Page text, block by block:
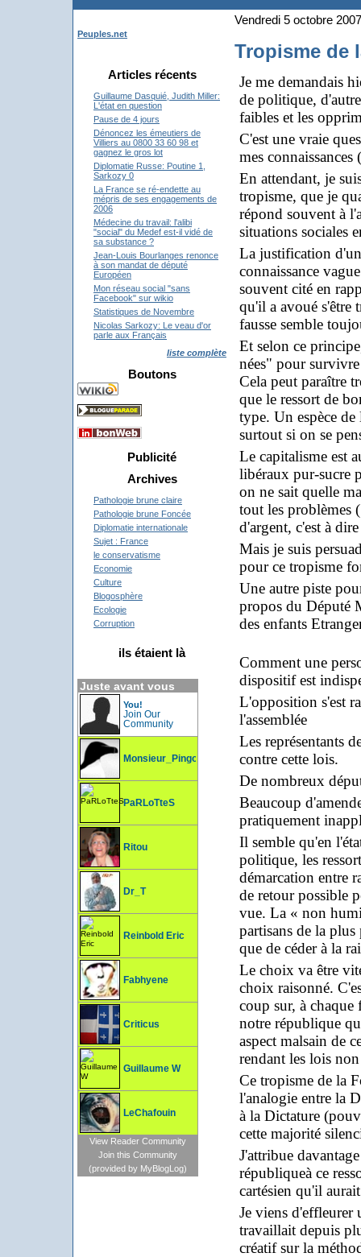
Peuples.net
Articles récents
Guillaume Dasquié, Judith Miller:
L'état en question
Pause de 4 jours
Dénoncez les émeutiers de
Villiers au 0800 33 60 98 et
gagnez le gros lot
Diplomatie Russe: Poutine 1,
Sarkozy 0
La France se ré-endette au
mépris de ses engagements de
2006
Médecine du travail: l'alibi
"social" du Medef est-il vidé de
sa substance ?
Jean-Louis Bourlanges renonce
à son mandat de député
Européen
Mon réseau social "sans
Facebook" sur wikio
Statistiques de Novembre
Nicolas Sarkozy: Le veau d'or
parle aux Français
liste complète
Boutons
Publicité
Archives
Pathologie brune claire
Pathologie brune Foncée
Diplomatie internationale
Sujet : France
le conservatisme
Economie
Culture
Blogosphère
Ecologie
Corruption
ils étaient là
Juste avant vous
You!
Join Our
Community
Monsieur_Pingouin
PaRLoTteS
Ritou
Dr_T
Reinbold Eric
Fabhyene
Criticus
Guillaume W
LeChafouin
View Reader Community
Join this Community
(provided by MyBlogLog)
Vendredi 5 octobre 2007
Tropisme de
Je me demandais
de politique,
faibles et les
C'est une vraie
mes
En attendant, je
tropisme, que je
répond souvent à
situations sociales
La justification
connaissance
souvent cité en
qu'il a avoué s'être
fausse semble
Et selon ce
nées" pour
Cela peut paraître
que le ressort de
type. Un espèce de
surtout si on se
Le capitalisme est
libéraux pur-sucre
on ne sait quelle
tout les problèmes
d'argent, c'est à
Mais je suis
pour ce tropisme
Une autre piste
propos du Député
des enfants
Comment une
dispositif est
L'opposition s'est
l'assemblée
Les représentants
contre cette lois.
De nombreux
Beaucoup
pratiquement
Il semble qu'en
politique, les
démarcation entre
de retour possible
vue. La « non
partisans de la
que de céder à la
Le choix va être
choix raisonné.
coup sur, à
notre république
aspect malsain de
rendant les lois
Ce tropisme de la
l'analogie entre la
à la Dictature
cette majorité
J'attribue
républiqueà ce
cartésien qu'il
Je viens d'effleurer
travaillait depuis
créatif sur la